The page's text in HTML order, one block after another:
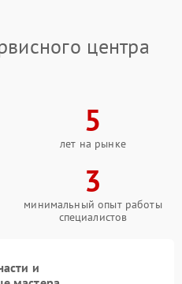
центра
5
лет на рынке
3
минимальный опыт работы
специалистов
и